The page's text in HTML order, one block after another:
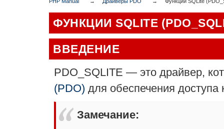
ФУНКЦИИ SQLITE
ВВЕДЕНИЕ
PDO_SQLITE — это драйвер,
(PDO) для обеспечения
Замечание: